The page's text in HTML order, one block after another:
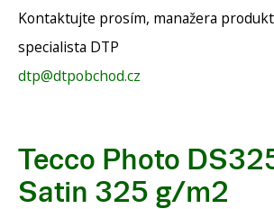
Kontaktujte prosím, manažera
specialista DTP
dtp@dtpobchod.cz
Tecco Photo
Satin 325 g/m2